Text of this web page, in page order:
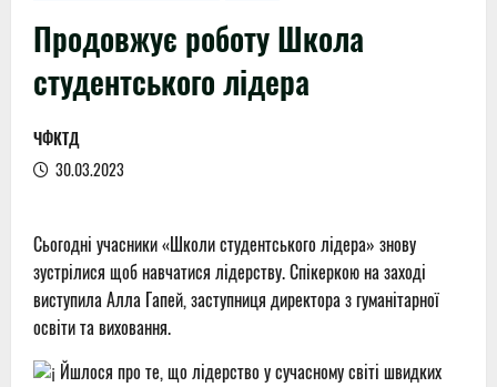
Продовжує роботу Школа
студентського лідера
ЧФКТД
30.03.2023
Сьогодні учасники «Школи студентського лідера» знову
зустрілися щоб навчатися лідерству. Спікеркою на заході
виступила Алла Гапей, заступниця директора з гуманітарної
освіти та виховання.
Йшлося про те, що лідерство у сучасному світі швидких